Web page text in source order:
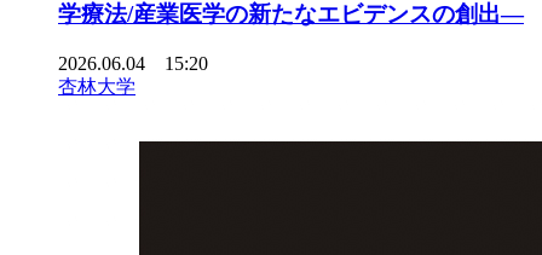
学療法/産業医学の新たなエビデンスの創出―
2026.06.04 15:20
杏林大学